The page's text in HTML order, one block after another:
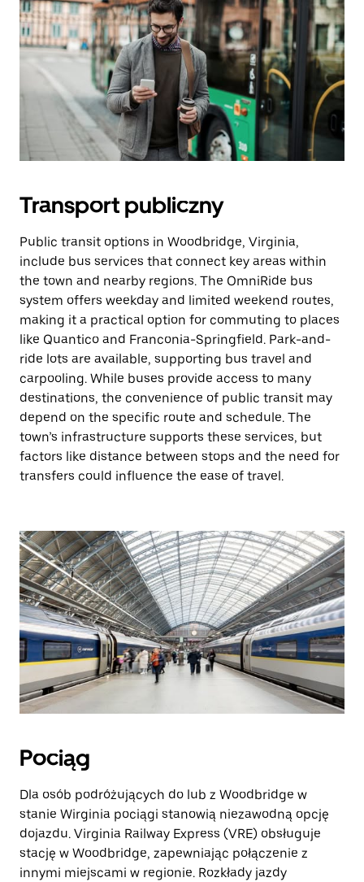
Transport publiczny
Public transit options in Woodbridge, Virginia,
include bus services that connect key areas within
the town and nearby regions. The OmniRide bus
system offers weekday and limited weekend routes,
making it a practical option for commuting to places
like Quantico and Franconia-Springfield. Park-and-
ride lots are available, supporting bus travel and
carpooling. While buses provide access to many
destinations, the convenience of public transit may
depend on the specific route and schedule. The
town’s infrastructure supports these services, but
factors like distance between stops and the need for
transfers could influence the ease of travel.
Pociąg
Dla osób podróżujących do lub z Woodbridge w
stanie Wirginia pociągi stanowią niezawodną opcję
dojazdu. Virginia Railway Express (VRE) obsługuje
stację w Woodbridge, zapewniając połączenie z
innymi miejscami w regionie. Rozkłady jazdy